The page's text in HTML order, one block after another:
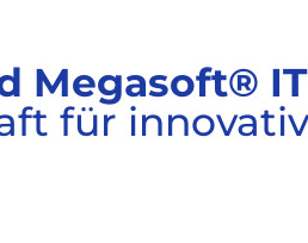
Megasoft® IT
für